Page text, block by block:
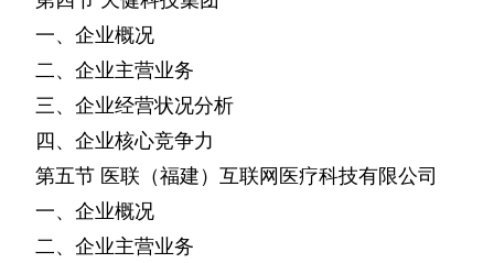
一、企业概况
二、企业主营业务
三、企业经营状况分析
四、企业核心竞争力
第五节 医联（福建）互联网医疗科技有限公司
一、企业概况
二、企业主营业务